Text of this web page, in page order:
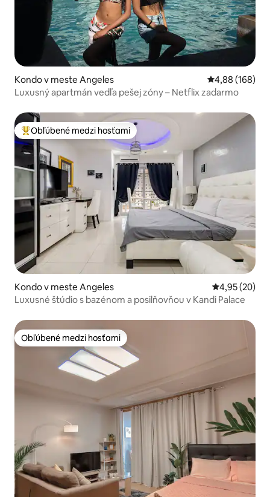
Kondo v meste Angeles Priemerné
4,88 (168)
Luxusný apartmán vedľa pešej zóny – Netflix zadarmo
Najobľúbenejšie medzi hosťami
Obľúbené medzi hosťami
Kondo v meste Angeles Priemerné
4,95 (20)
Luxusné štúdio s bazénom a posilňovňou v Kandi Palace
Obľúbené medzi hosťami
Obľúbené medzi hosťami